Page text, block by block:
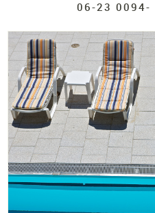
06-23 0094-